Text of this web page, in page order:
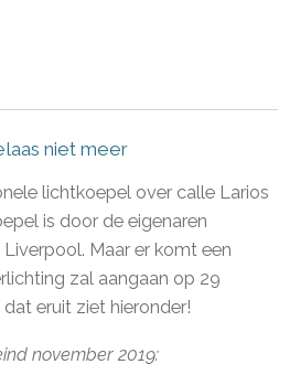
niet meer
lichtkoepel over calle Larios
is door de eigenaren
Maar er komt een
zal aangaan op 29
eruit ziet hieronder!
november 2019: